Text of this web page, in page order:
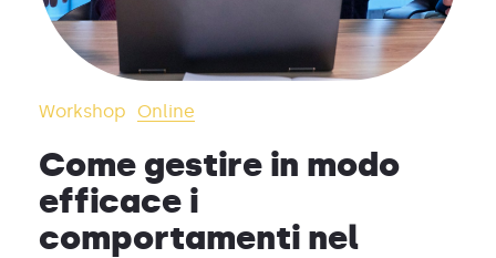
Workshop Online
Come gestire in modo
efficace i
comportamenti nel